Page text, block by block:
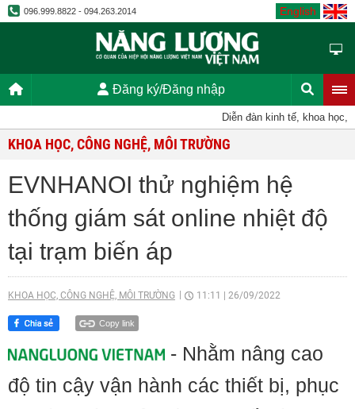
096.999.8822 - 094.263.2014 English
Đăng ký/Đăng nhập
Diễn đàn kinh tế, khoa học, kỹ
KHOA HỌC, CÔNG NGHỆ, MÔI TRƯỜNG
EVNHANOI thử nghiệm hệ
thống giám sát online nhiệt độ
tại trạm biến áp
KHOA HỌC, CÔNG NGHỆ, MÔI TRƯỜNG 11:11 26/09/2022
Copy link
- Nhằm nâng cao
độ tin cậy vận hành các thiết bị, phục